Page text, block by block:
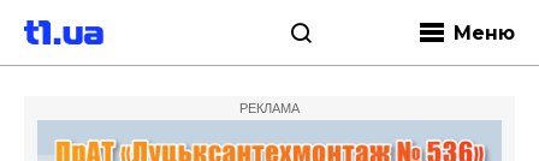
Меню
РЕКЛАМА